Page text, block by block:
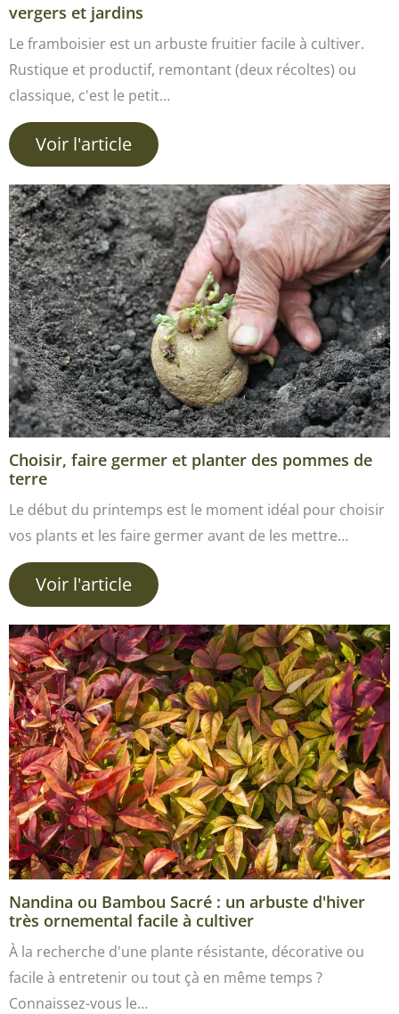
vergers et jardins
Le framboisier est un arbuste fruitier facile à cultiver.
Rustique et productif, remontant (deux récoltes) ou
classique, c'est le petit…
Voir l'article
Choisir, faire germer et planter des pommes de
terre
Le début du printemps est le moment idéal pour choisir
vos plants et les faire germer avant de les mettre…
Voir l'article
Nandina ou Bambou Sacré : un arbuste d'hiver
très ornemental facile à cultiver
À la recherche d'une plante résistante, décorative ou
facile à entretenir ou tout çà en même temps ?
Connaissez-vous le…